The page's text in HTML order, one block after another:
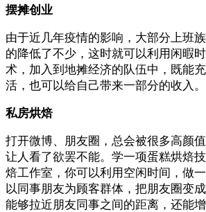
摆摊创业
由于近几年疫情的影响，大部分上班
的降低了不少，这时就可以利用闲暇
术，加入到地摊经济的队伍中，既能
活，也可以给自己带来一部分的收入。
私房烘焙
打开微博、朋友圈，总会被很多高颜
让人看了欲罢不能。学一项蛋糕烘焙
焙工作室，你可以利用空闲时间，做
以同事朋友为顾客群体，把朋友圈变
能够拉近朋友同事之间的距离，还能增